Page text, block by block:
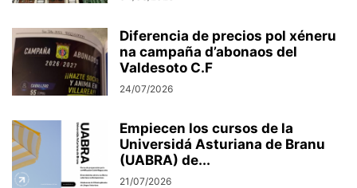
Diferencia de precios pol xéneru
na campaña d’abonaos del
Valdesoto C.F
24/07/2026
Empiecen los cursos de la
Universidá Asturiana de Branu
(UABRA) de...
21/07/2026